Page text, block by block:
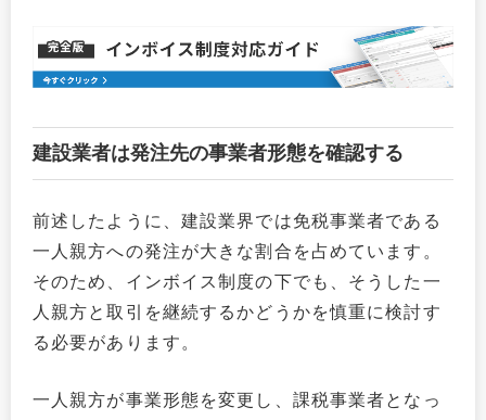
建設業者は発注先の事業者形態を確認する
前述したように、建設業界では免税事業者である
一人親方への発注が大きな割合を占めています。
そのため、インボイス制度の下でも、そうした一
人親方と取引を継続するかどうかを慎重に検討す
る必要があります。
一人親方が事業形態を変更し、課税事業者となっ